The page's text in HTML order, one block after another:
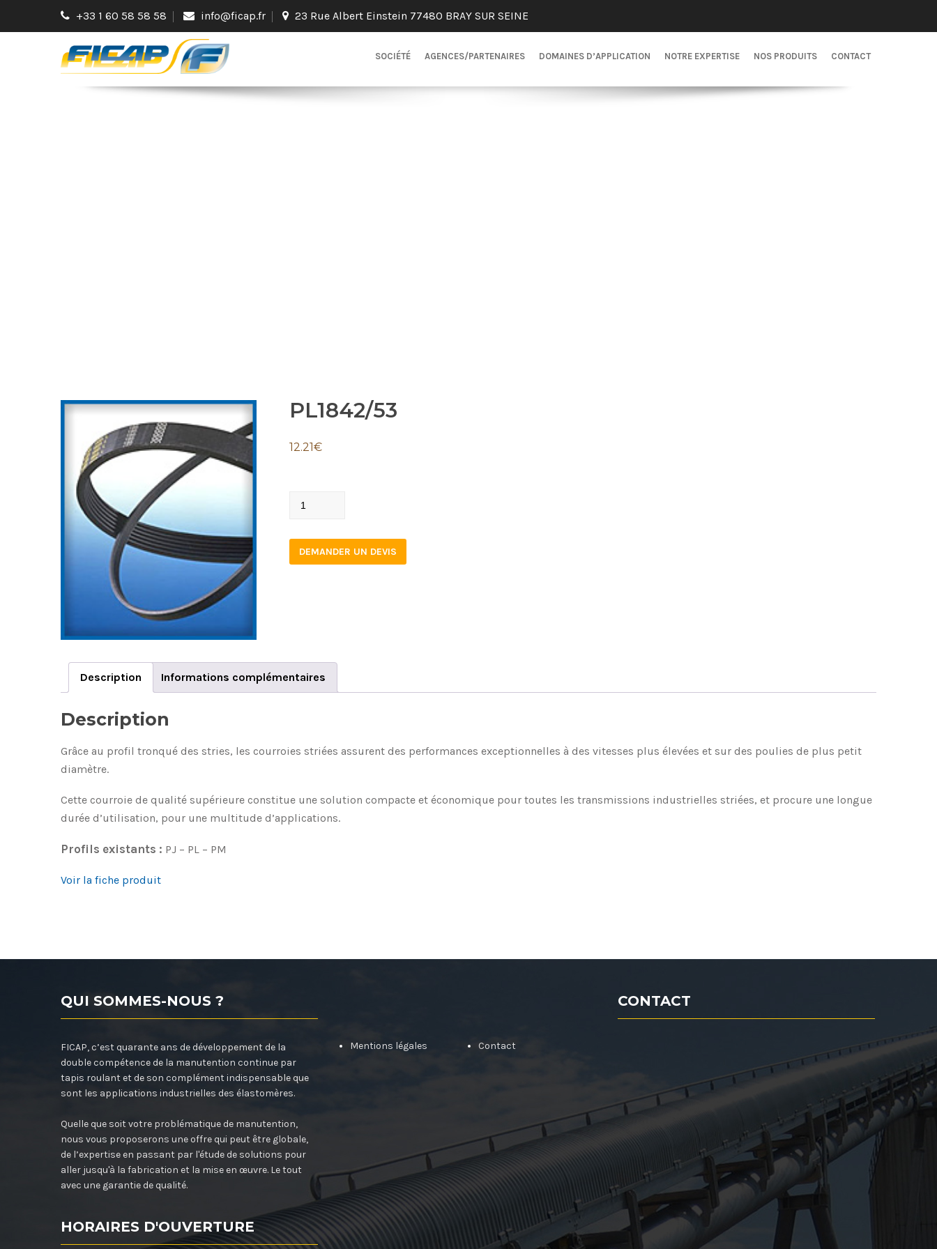
+33 1 60 58 58 58 info@ficap.fr 23 Rue Albert Einstein 77480 BRAY SUR SEINE
SOCIÉTÉ AGENCES/PARTENAIRES DOMAINES D’APPLICATION NOTRE EXPERTISE NOS PRODUITS CONTACT
PL1842/53
12.21€
PL1842/53
DEMANDER UN DEVIS
Description Informations complémentaires
Description
Grâce au profil tronqué des stries, les courroies striées assurent des performances exceptionnelles à des vitesses plus élevées et sur des poulies de plus petit
diamètre.
Cette courroie de qualité supérieure constitue une solution compacte et économique pour toutes les transmissions industrielles striées, et procure une longue
durée d’utilisation, pour une multitude d’applications.
Profils existants : PJ – PL – PM
Voir la fiche produit
QUI SOMMES-NOUS ?
FICAP, c’est quarante ans de développement de la
double compétence de la manutention continue par
tapis roulant et de son complément indispensable que
sont les applications industrielles des élastomères.
Quelle que soit votre problématique de manutention,
nous vous proposerons une offre qui peut être globale,
de l’expertise en passant par l'étude de solutions pour
aller jusqu'à la fabrication et la mise en œuvre. Le tout
avec une garantie de qualité.
HORAIRES D'OUVERTURE
Mentions légales Contact
CONTACT